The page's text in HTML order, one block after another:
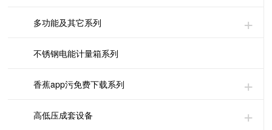
多功能及其它系列
不锈钢电能计量箱系列
香蕉app污免费下载系列
高低压成套设备